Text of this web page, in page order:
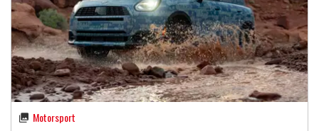
Motorsport